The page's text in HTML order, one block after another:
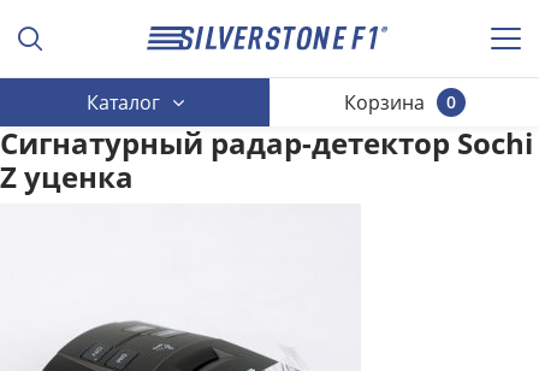
Каталог 0
Корзина
Сигнатурный радар-детектор Sochi
Z уценка